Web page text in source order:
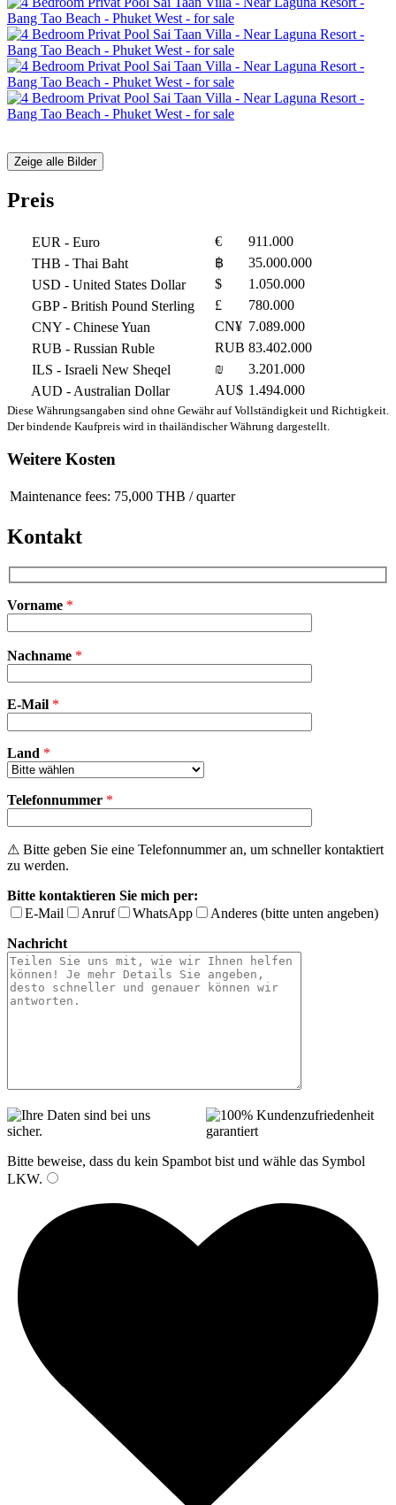
Zeige alle Bilder
Preis
EUR - Euro €
911.000
THB - Thai Baht ฿
35.000.000
USD - United States Dollar $
1.050.000
GBP- British Pound Sterling £
780.000
CNY - Chinese Yuan CN¥ 7.089.000
RUB - Russian Ruble RUB 83.402.000
ILS - Israeli New Sheqel ₪
3.201.000
AUD - Australian Dollar AU$ 1.494.000
Diese Währungsangaben sind ohne Gewähr auf Vollständigkeit und Richtigkeit.
Der bindende Kaufpreis wird in thailändischer Währung dargestellt.
Weitere Kosten
Maintenance fees: 75,000 THB / quarter
Kontakt
Vorname *
lasse
leer.
Nachname *
E-Mail *
Land *
Telefonnummer *
⚠ Bitte geben Sie eine Telefonnummer an, um schneller kontaktiert
zu werden.
Bitte kontaktieren Sie mich per:
E-Mail
Anruf WhatsApp
Anderes (bitte unten angeben)
Nachricht
Bitte beweise, dass du kein Spambot bist und wähle das Symbol
LKW.